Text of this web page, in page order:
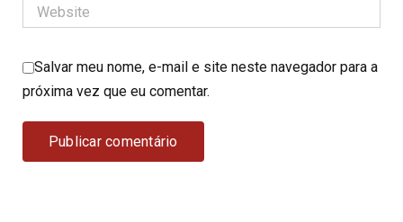
Salvar meu nome, e-mail e site neste navegador para a
próxima vez que eu comentar.